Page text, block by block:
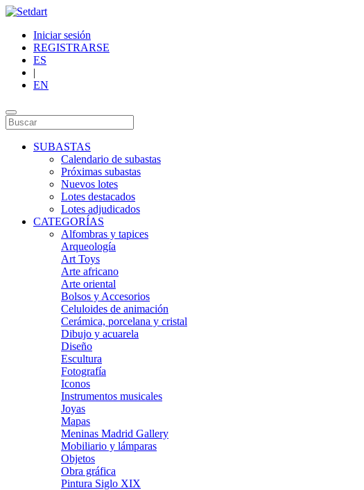
Iniciar sesión
REGISTRARSE
ES
|
EN
SUBASTAS
Calendario de subastas
Próximas subastas
Nuevos lotes
Lotes destacados
Lotes adjudicados
CATEGORÍAS
Alfombras y tapices
Arqueología
Art Toys
Arte africano
Arte oriental
Bolsos y Accesorios
Celuloides de animación
Cerámica, porcelana y cristal
Dibujo y acuarela
Diseño
Escultura
Fotografía
Iconos
Instrumentos musicales
Joyas
Mapas
Meninas Madrid Gallery
Mobiliario y lámparas
Objetos
Obra gráfica
Pintura Siglo XIX